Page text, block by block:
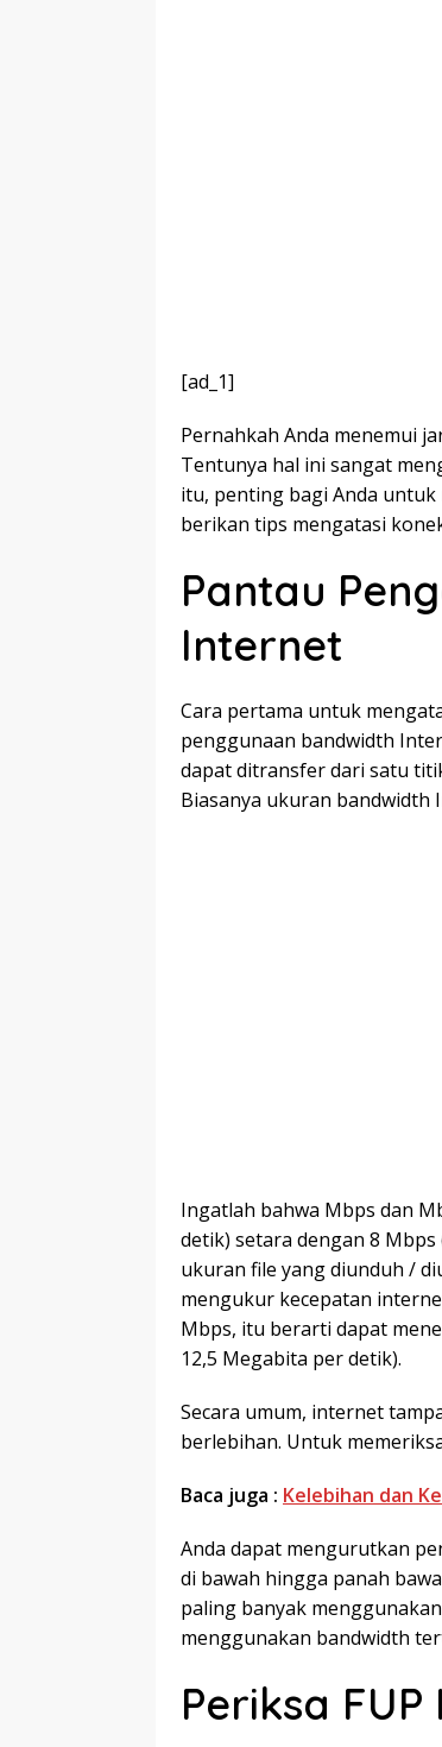
[ad_1]
Pernahkah Anda menemui
Tentunya hal ini sangat
itu, penting bagi Anda
berikan tips mengatasi
Pantau
Internet
Cara pertama untuk
penggunaan bandwidth
dapat ditransfer dari satu
Biasanya ukuran bandwidth
Ingatlah bahwa Mbps dan
detik) setara dengan 8
ukuran file yang diunduh /
mengukur kecepatan
Mbps, itu berarti dapat
12,5 Megabita per detik).
Secara umum, internet
berlebihan. Untuk
Baca juga : Kelebihan dan
Anda dapat mengurutkan
di bawah hingga panah
paling banyak
menggunakan bandwidth
Periksa